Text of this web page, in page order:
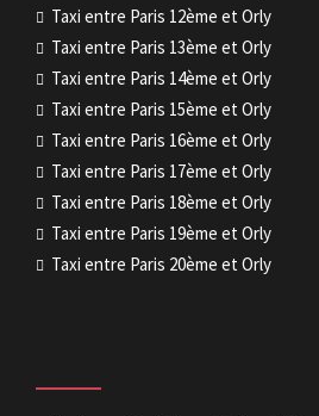
Taxi entre Paris 12ème et Orly
Taxi entre Paris 13ème et Orly
Taxi entre Paris 14ème et Orly
Taxi entre Paris 15ème et Orly
Taxi entre Paris 16ème et Orly
Taxi entre Paris 17ème et Orly
Taxi entre Paris 18ème et Orly
Taxi entre Paris 19ème et Orly
Taxi entre Paris 20ème et Orly